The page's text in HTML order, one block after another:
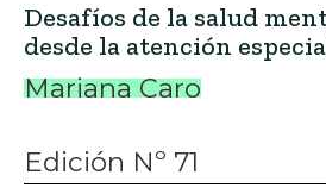
Desafíos de la salud
desde la atención
Mariana Caro
Edición Nº 71